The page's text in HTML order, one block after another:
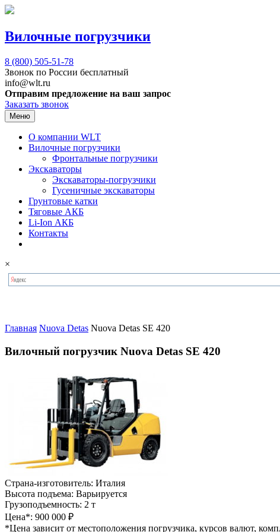
Вилочные погрузчики
8 (800) 505-51-78
Звонок по России бесплатный
info@wlt.ru
Отправим предложение на ваш запрос
Заказать звонок
Меню
О компании WLT
Вилочные погрузчики
Фронтальные погрузчики
Экскаваторы
Экскаваторы-погрузчики
Гусеничные экскаваторы
Грунтовые катки
Тяговые АКБ
Li-Ion АКБ
Контакты
×
Главная Nuova Detas Nuova Detas SE 420
Вилочный погрузчик Nuova Detas SE 420
Страна-изготовитель: Италия
Высота подъема: Варьируется
Грузоподъемность: 2 т
Цена*: 900 000 ₽
*Цена зависит от местоположения погрузчика, курсов валют,